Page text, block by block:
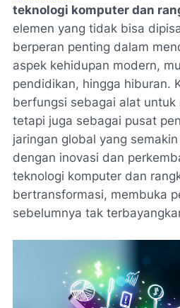
teknologi komputer dan
elemen yang tidak bisa
berperan penting dalam
aspek kehidupan modern,
pendidikan, hingga hiburan.
berfungsi sebagai alat untuk
tetapi juga sebagai pusat
jaringan global yang
dengan inovasi dan
teknologi komputer dan
bertransformasi, membuka
sebelumnya tak